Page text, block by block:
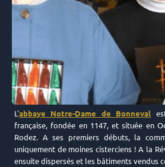
L'abbaye Notre-Dame de Bonneval
française, fondée en 1147, et située en
Rodez. A ses premiers débuts, la
uniquement de moines cisterciens ! A la
ensuite dispersés et les bâtiments vendus